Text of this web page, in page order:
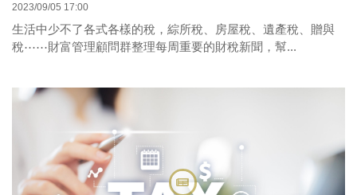
2023/09/05 17:00
生活中少不了各式各樣的稅，綜所稅、房屋稅、遺產稅、贈與
稅⋯⋯財富管理顧問群整理每周重要的財稅新聞，幫...